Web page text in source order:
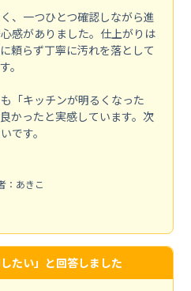
、一つひとつ確認しながら進
感がありました。仕上がりは
頼らず丁寧に汚れを落として
。
「キッチンが明るくなった
かったと実感しています。次
です。
：あきこ
たい」と回答しました